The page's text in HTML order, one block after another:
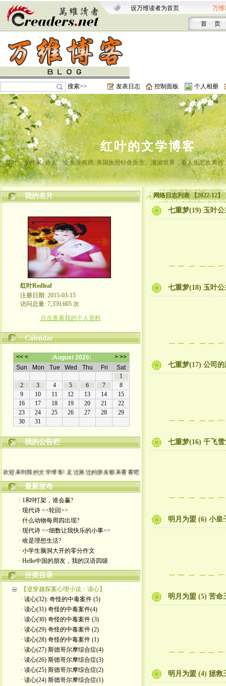
设万维读者为首页 万维
首 页
搜索>> 发表日志 控制面板 个人相册
红叶的文学博客
红叶，女作家, 诗人，业余漫画师, 美国执照针灸医生。漫游世界，看人生悲欢离
我的名片
红叶Redleaf
注册日期: 2015-03-15
访问总量: 7,359,605 次
点击查看我的个人资料
Calendar
我的公告栏
最新发布
· 1和9打架，谁会赢?
· 现代诗 <<轮回>>
· 什么动物每周四出现?
· 现代诗 <<细数让我快乐的小事>>
· 啥是理想生活?
· 小学生脑洞大开的零分作文
· Hello中国的朋友，我的汉语四级
分类目录
【逆穿越探案心理小说：读心】
· 读心(32): 奇怪的中毒案件 (5)
· 读心(31) 奇怪的中毒案件(4)
· 读心(30) 奇怪的中毒案件 (3)
· 读心(29) 奇怪的中毒案件 (2)
· 读心(28) 奇怪的中毒案件 (1)
· 读心(27) 斯德哥尔摩综合症(4)
· 读心(26) 斯德哥尔摩综合症(3)
· 读心(25) 斯德哥尔摩综合症(2)
· 读心(24) 斯德哥尔摩综合症(1)
网络日志列表 【2022-12】
七重梦(19) 玉叶
七重梦(18) 玉叶
七重梦(17) 公司
七重梦(16) 千飞
明月为盟 (6) 小皇
明月为盟 (5) 苦命
明月为盟 (4) 拯救